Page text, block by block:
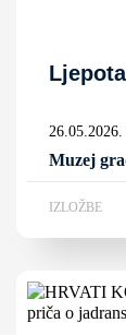
Muzej
IZLOŽBE